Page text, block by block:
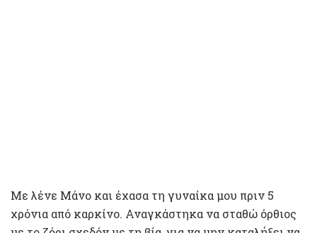
Με λένε Μάνο και έχασα τη γυναίκα μου πριν 5
χρόνια από καρκίνο. Αναγκάστηκα να σταθώ όρθιος